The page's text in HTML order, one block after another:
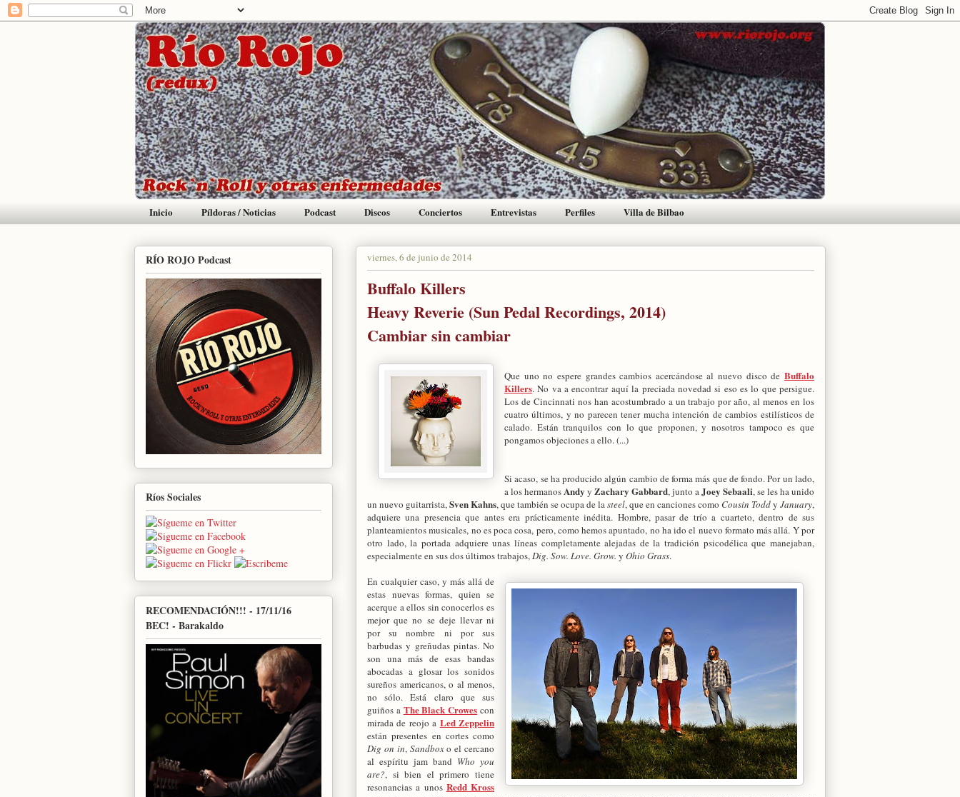
Inicio Píldoras / Noticias Podcast Discos Conciertos Entrevistas Perfiles Villa de Bilbao
viernes, 6 de junio de 2014
Buffalo Killers
Heavy Reverie (Sun Pedal Recordings, 2014)
Cambiar sin cambiar
Que uno no espere grandes cambios acercándose al nuevo disco de Buffalo
Killers. No va a encontrar aquí la preciada novedad si eso es lo que persigue.
Los de Cincinnati nos han acostumbrado a un trabajo por año, al menos en los
cuatro últimos, y no parecen tener mucha intención de cambios estilísticos de
calado. Están tranquilos con lo que proponen, y nosotros tampoco es que
pongamos objeciones a ello. (...)
Si acaso, se ha producido algún cambio de forma más que de fondo. Por un lado,
a los hermanos Andy y Zachary Gabbard, junto a Joey Sebaali, se les ha unido
un nuevo guitarrista, Sven Kahns, que también se ocupa de la steel, que en canciones como Cousin Toddy January,
adquiere una presencia que antes era prácticamente inédita. Hombre, pasar de trío a cuarteto, dentro de sus
planteamientos musicales, no es poca cosa, pero, como hemos apuntado, no ha ido el nuevo formato más allá. Y por
otro lado, la portada adquiere unas líneas completamente alejadas de la tradición psicodélica que manejaban,
especialmente en sus dos últimos trabajos, Dig. Sow. Love. Grow. y Ohio Grass.
En cualquier caso, y más allá de
estas nuevas formas, quien se
acerque a ellos sin conocerlos es
mejor que no se deje llevar ni
por su nombre ni por sus
barbudas y greñudas pintas. No
son una más de esas bandas
abocadas a glosar los sonidos
sureños americanos, o al menos,
no sólo. Está claro que sus
guiños a The Black Crowes con
mirada de reojo a Led Zeppelin
están presentes en cortes como
Dig on in, Sandboxo el cercano
al espíritu jam band Who you
are?, si bien el primero tiene
resonancias a unos Redd Kross
RÍO ROJO Podcast
Ríos Sociales
RECOMENDACIÓN!!! - 17/11/16
BEC! - Barakaldo